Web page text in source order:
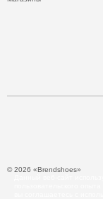
© 2026 «Brendshoes»